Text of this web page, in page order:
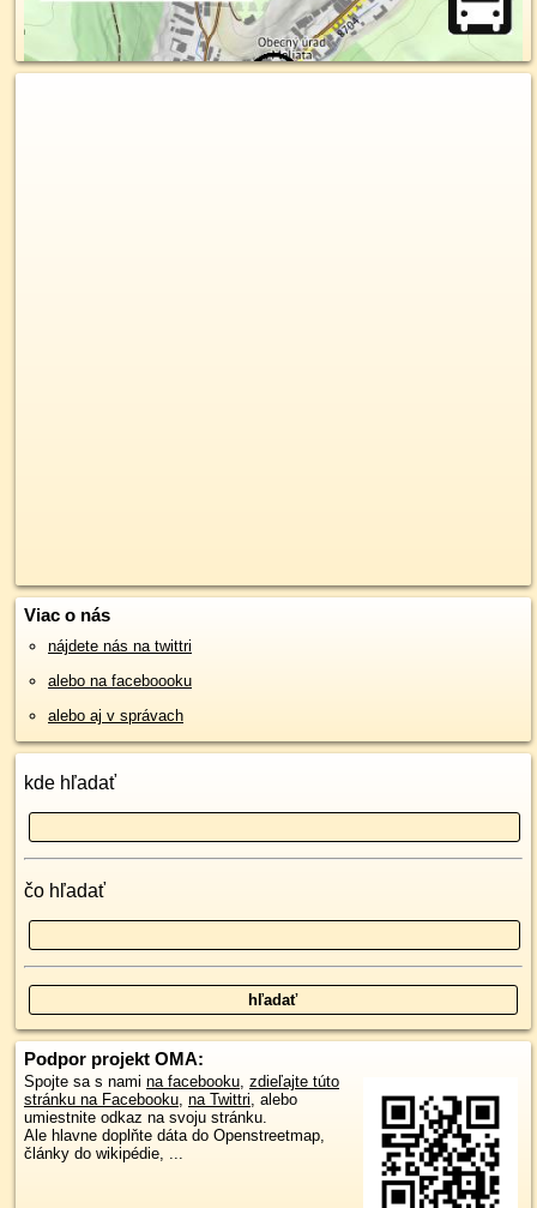
Viac o nás
nájdete nás na twittri
alebo na faceboooku
alebo aj v správach
kde hľadať
čo hľadať
Podpor projekt OMA:
Spojte sa s nami na facebooku, zdieľajte túto
stránku na Facebooku, na Twittri, alebo
umiestnite odkaz na svoju stránku.
Ale hlavne doplňte dáta do Openstreetmap,
články do wikipédie, ...